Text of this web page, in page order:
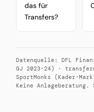
das für
Transfers?
Datenquelle: DFL
GJ 2023-24) ·
SportMonks (Kader-
Keine Anlageberatung.